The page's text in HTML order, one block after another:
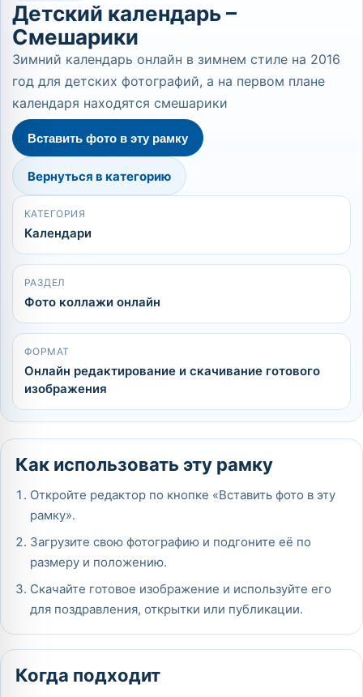
Детский календарь –
Смешарики
Зимний календарь онлайн в зимнем стиле на 2016
год для детских фотографий, а на первом плане
календаря находятся смешарики
Вставить фото в эту рамку
Вернуться в категорию
КАТЕГОРИЯ
Календари
РАЗДЕЛ
Фото коллажи онлайн
ФОРМАТ
Онлайн редактирование и скачивание готового
изображения
Как использовать эту рамку
Откройте редактор по кнопке «Вставить фото в эту
рамку».
Загрузите свою фотографию и подгоните её по
размеру и положению.
Скачайте готовое изображение и используйте его
для поздравления, открытки или публикации.
Когда подходит